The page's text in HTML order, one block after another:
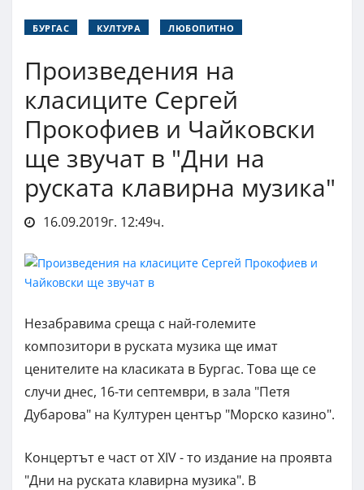
БУРГАС КУЛТУРА ЛЮБОПИТНО
Произведения на
класиците Сергей
Прокофиев и Чайковски
ще звучат в "Дни на
руската клавирна музика"
16.09.2019г. 12:49ч.
Незабравима среща с най-големите
композитори в руската музика ще имат
ценителите на класиката в Бургас. Това ще се
случи днес, 16-ти септември, в зала "Петя
Дубарова" на Културен център "Морско казино".
Концертът е част от XIV - то издание на проявта
"Дни на руската клавирна музика". В